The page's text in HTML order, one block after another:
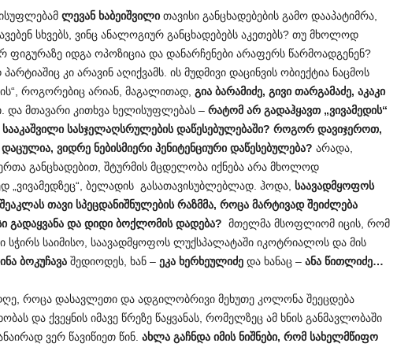
ლევან ხაბეიშვილითავისი განცხადებების გამო დააპატიმრა,
სხვებს, ვინც ანალოგიურ განცხადებებს აკეთებს? თუ მხოლოდ
ფიგურაზე იდგა ოპოზიცია და დანარჩენები არაფერს წარმოადგენენ?
პარტიაშიც კი არავინ აღიქვამს. ის მუდმივი დაცინვის ობიექტია ნაცმოს
როგორებიც არიან, მაგალითად, გია ბარამიძე, გივი თარგამაძე, აკაკი
და მთავარი კითხვა ხელისუფლებას – რატომ არ გადაჰყავთ „ვივამედის“
სასჯელაღსრულების დაწესებულებაში? როგორ დავიჯეროთ,
ვიდრე ნებისმიერი პენიტენციური დაწესებულება? არადა,
განცხადებით, შტურმის მცდელობა იქნება არა მხოლოდ
„ვივამედზეც“, ბელადის გასათავისუბლებლად. ჰოდა, საავადმყოფოს
თავი სპეცდანიშნულების რაზმმა, როცა მარტივად შეიძლება
გადაყვანა და დიდი ბოქლომის დადება? მთელმა მსოფლიომ იცის, რომ
სჭირს საიმისო, საავადმყოფოს ლუქსპალატაში იკოტრიალოს და მის
ბოკუჩავა შედიოდეს, ხან – ეკა ხერხეულიძედა ხანაც – ანა წითლიძე…
როცა დასავლეთი და ადგილობრივი მეხუთე კოლონა შეეცდება
და ქვეყნის იმავე წრეზე წაყვანას, რომელზეც ამ ხნის განმავლობაში
ვერ წავიწიეთ წინ. ახლა გაჩნდა იმის ნიშნები, რომ სახელმწიფო